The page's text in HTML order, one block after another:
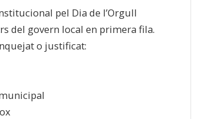
pel Dia de l’Orgull
del govern local en primera fila.
o justificat: